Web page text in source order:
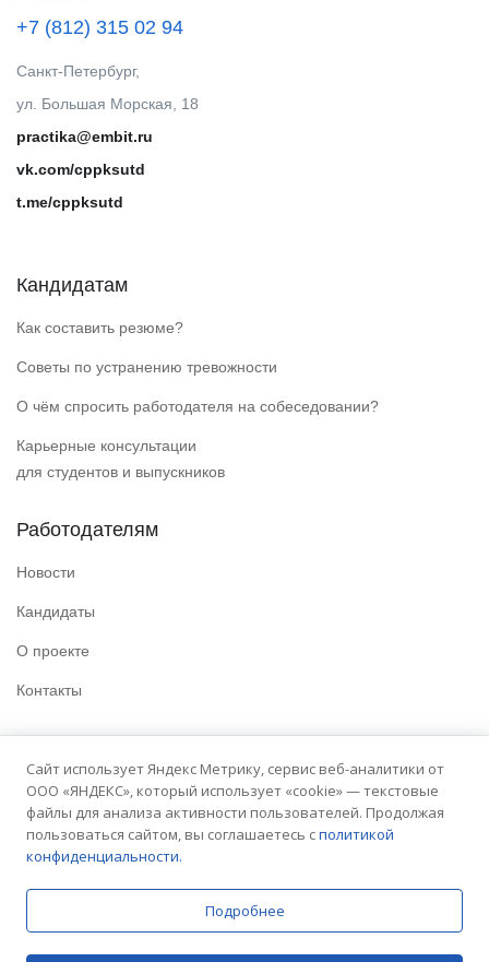
+7 (812) 315 02 94
Санкт-Петербург,
ул. Большая Морская, 18
practika@embit.ru
vk.com/cppksutd
t.me/cppksutd
Кандидатам
Как составить резюме?
Советы по устранению тревожности
О чём спросить работодателя на собеседовании?
Карьерные консультации
для студентов и выпускников
Работодателям
Новости
Кандидаты
О проекте
Контакты
Политика конфиденциальности
Условия использования
Сайт университета
© 2025 Embit. Все права защищены.
Сайт использует Яндекс Метрику, сервис веб-аналитики от
ООО «ЯНДЕКС», который использует «cookie» — текстовые
файлы для анализа активности пользователей. Продолжая
пользоваться сайтом, вы соглашаетесь сполитикой
конфиденциальности.
Подробнее